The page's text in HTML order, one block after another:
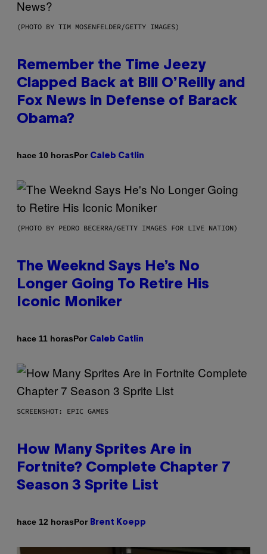
(PHOTO BY TIM MOSENFELDER/GETTY IMAGES)
Remember the Time Jeezy
Clapped Back at Bill O’Reilly and
Fox News in Defense of Barack
Obama?
hace 10 horasPor Caleb Catlin
(PHOTO BY PEDRO BECERRA/GETTY IMAGES FOR LIVE NATION)
The Weeknd Says He’s No
Longer Going To Retire His
Iconic Moniker
hace 11 horasPor Caleb Catlin
SCREENSHOT: EPIC GAMES
How Many Sprites Are in
Fortnite? Complete Chapter 7
Season 3 Sprite List
hace 12 horasPor Brent Koepp